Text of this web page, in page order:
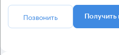
Позвонить